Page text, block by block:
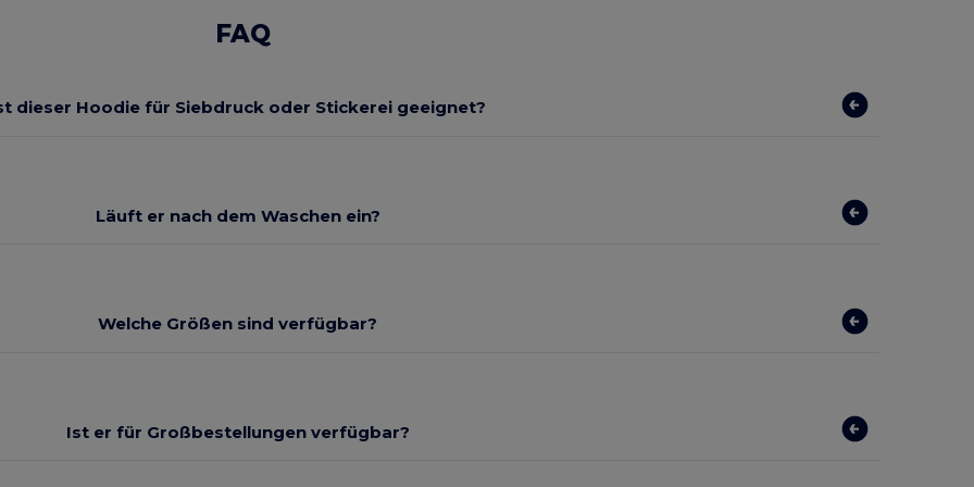
FAQ
dieser Hoodie für Siebdruck oder Stickerei geeignet?
Läuft er nach dem Waschen ein?
Welche Größen sind verfügbar?
Ist er für Großbestellungen verfügbar?